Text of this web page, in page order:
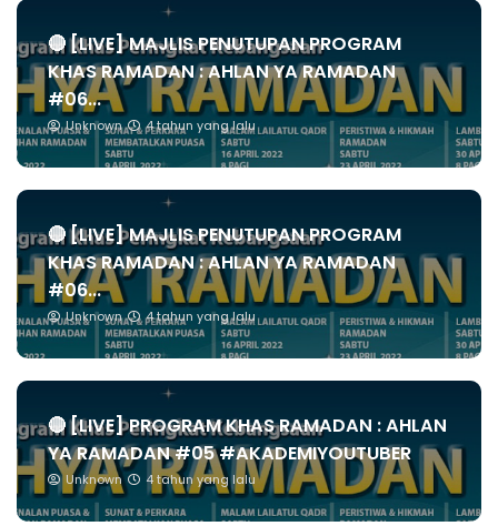
🔴 [LIVE] MAJLIS PENUTUPAN PROGRAM
KHAS RAMADAN : AHLAN YA RAMADAN
#06...
Unknown 4 tahun yang lalu
🔴 [LIVE] MAJLIS PENUTUPAN PROGRAM
KHAS RAMADAN : AHLAN YA RAMADAN
#06...
Unknown 4 tahun yang lalu
🔴 [LIVE] PROGRAM KHAS RAMADAN : AHLAN
YA RAMADAN #05 #AKADEMIYOUTUBER
Unknown 4 tahun yang lalu